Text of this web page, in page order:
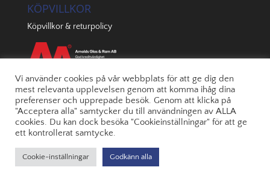
KÖPVILLKOR
Köpvillkor & returpolicy
© 2022 Arnolds | Byggd av
Vi använder cookies på vår webbplats för att ge dig den
mest relevanta upplevelsen genom att komma ihåg dina
preferenser och upprepade besök. Genom att klicka på
"Acceptera alla" samtycker du till användningen av ALLA
cookies. Du kan dock besöka "Cookieinställningar" för att ge
ett kontrollerat samtycke.
Cookie-inställningar Godkänn alla